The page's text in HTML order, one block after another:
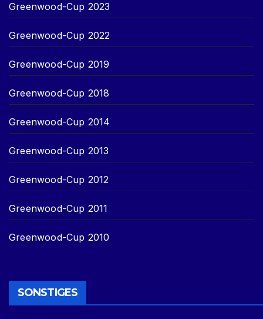
Greenwood-Cup 2023
Greenwood-Cup 2022
Greenwood-Cup 2019
Greenwood-Cup 2018
Greenwood-Cup 2014
Greenwood-Cup 2013
Greenwood-Cup 2012
Greenwood-Cup 2011
Greenwood-Cup 2010
SONSTIGES